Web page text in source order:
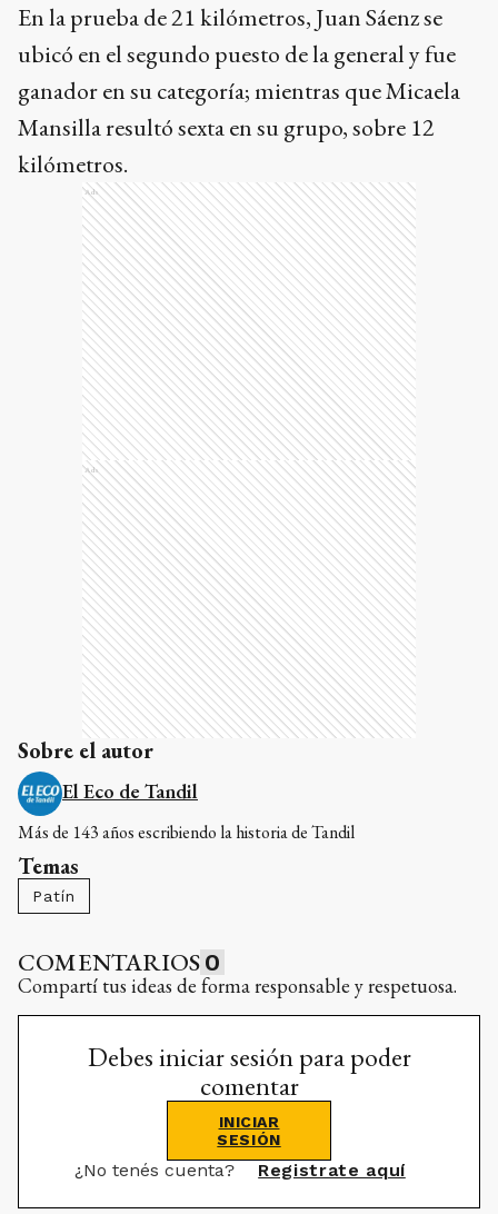
En la prueba de 21 kilómetros, Juan Sáenz se
ubicó en el segundo puesto de la general y fue
ganador en su categoría; mientras que Micaela
Mansilla resultó sexta en su grupo, sobre 12
kilómetros.
Ads
Ads
Sobre el autor
El Eco de Tandil
Más de 143 años escribiendo la historia de Tandil
Temas
Patín
COMENTARIOS 0
Compartí tus ideas de forma responsable y respetuosa.
Debes iniciar sesión para poder
comentar
INICIAR
SESIÓN
¿No tenés cuenta? Registrate aquí